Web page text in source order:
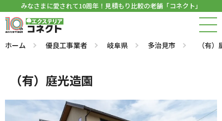
みなさまに愛されて10周年！見積もり比較の老舗「コネクト」
ホーム 優良工事業者 岐阜県 多治見市 （有
（有）庭光造園